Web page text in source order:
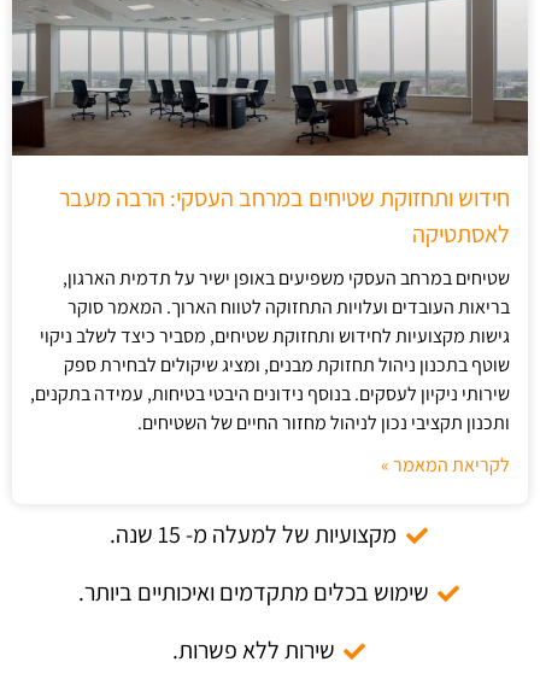
חידוש ותחזוקת שטיחים במרחב העסקי: הרבה מעבר
לאסתטיקה
שטיחים במרחב העסקי משפיעים באופן ישיר על תדמית הארגון,
בריאות העובדים ועלויות התחזוקה לטווח הארוך. המאמר סוקר
גישות מקצועיות לחידוש ותחזוקת שטיחים, מסביר כיצד לשלב ניקוי
שוטף בתכנון ניהול תחזוקת מבנים, ומציג שיקולים לבחירת ספק
שירותי ניקיון לעסקים. בנוסף נידונים היבטי בטיחות, עמידה בתקנים,
ותכנון תקציבי נכון לניהול מחזור החיים של השטיחים.
לקריאת המאמר »
מקצועיות של למעלה מ- 15 שנה.
שימוש בכלים מתקדמים ואיכותיים ביותר.
שירות ללא פשרות.